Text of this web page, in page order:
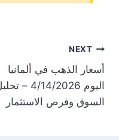
NEXT
أسعار الذهب في ألمانيا
اليوم 4/14/2026 –
السوق وفرص الاستثمار